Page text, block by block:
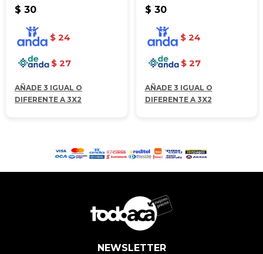
$ 30
$ 24
$ 27
AÑADE 3 IGUAL O
DIFERENTE A 3X2
$ 30
$ 24
$ 27
AÑADE 3 IGUAL O
DIFERENTE A 3X2
NEWSLETTER